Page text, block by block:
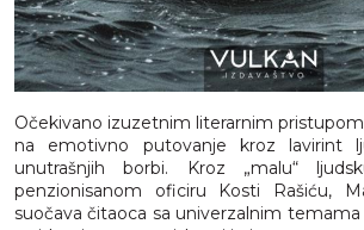
Očekivano izuzetnim literarnim
na emotivno putovanje kroz lavirint
unutrašnjih borbi. Kroz „malu“
penzionisanom oficiru Kosti Rašiću,
suočava čitaoca sa univerzalnim